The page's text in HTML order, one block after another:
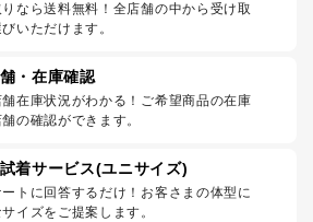
なら送料無料！全店舗の中から受け取
いただけます。
・在庫確認
在庫状況がわかる！ご希望商品の在庫
の確認ができます。
着サービス(ユニサイズ)
トに回答するだけ！お客さまの体型に
イズをご提案します。